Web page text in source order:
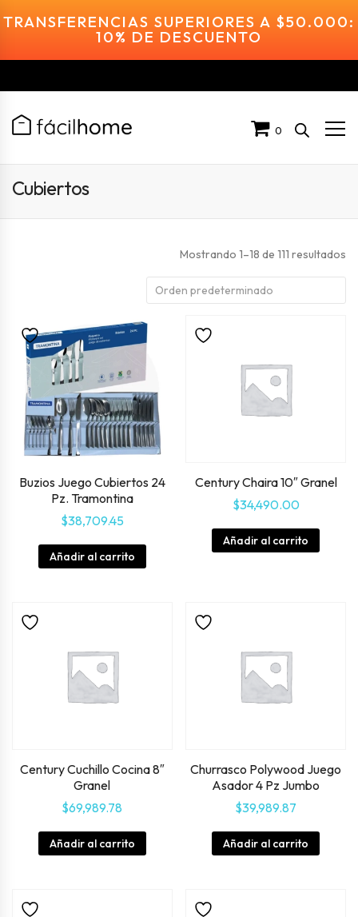
TRANSFERENCIAS SUPERIORES A $50.000:
10% DE DESCUENTO
0
Cubiertos
Mostrando 1–18 de 111 resultados
Buzios Juego Cubiertos 24
Pz. Tramontina
$38,709.45
Añadir al carrito
Century Chaira 10″ Granel
$34,490.00
Añadir al carrito
Century Cuchillo Cocina 8″
Granel
$69,989.78
Añadir al carrito
Churrasco Polywood Juego
Asador 4 Pz Jumbo
$39,989.87
Añadir al carrito